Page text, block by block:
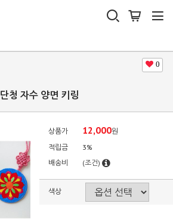
0
단청 자수 양면 키링
상품가 12,000원
적립금
3%
배송비
(조건)
색상